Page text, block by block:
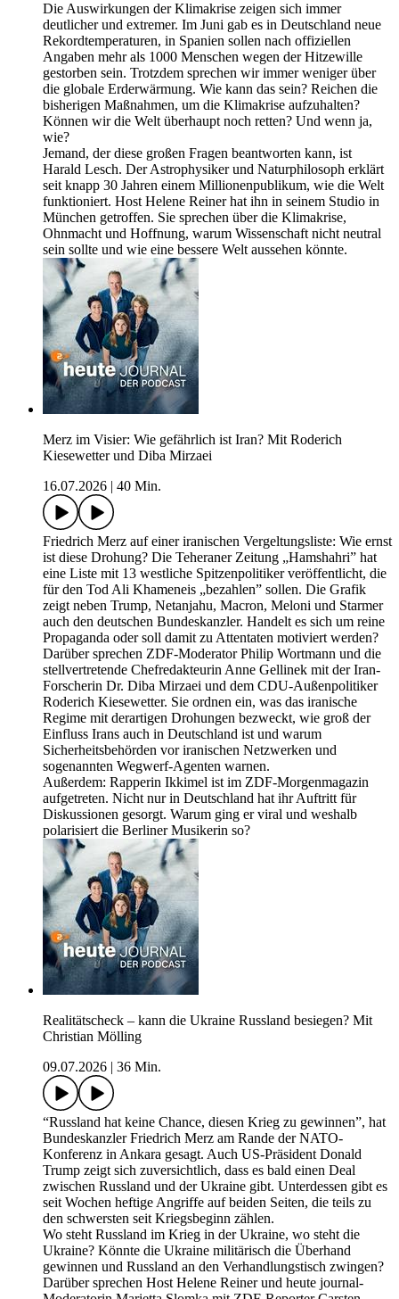
Die Auswirkungen der Klimakrise zeigen sich immer
deutlicher und extremer. Im Juni gab es in Deutschland neue
Rekordtemperaturen, in Spanien sollen nach offiziellen
Angaben mehr als 1000 Menschen wegen der Hitzewille
gestorben sein. Trotzdem sprechen wir immer weniger über
die globale Erderwärmung. Wie kann das sein? Reichen die
bisherigen Maßnahmen, um die Klimakrise aufzuhalten?
Können wir die Welt überhaupt noch retten? Und wenn ja,
wie?
Jemand, der diese großen Fragen beantworten kann, ist
Harald Lesch. Der Astrophysiker und Naturphilosoph erklärt
seit knapp 30 Jahren einem Millionenpublikum, wie die Welt
funktioniert. Host Helene Reiner hat ihn in seinem Studio in
München getroffen. Sie sprechen über die Klimakrise,
Ohnmacht und Hoffnung, warum Wissenschaft nicht neutral
sein sollte und wie eine bessere Welt aussehen könnte.
Merz im Visier: Wie gefährlich ist Iran? Mit Roderich
Kiesewetter und Diba Mirzaei
16.07.2026
40 Min.
Friedrich Merz auf einer iranischen Vergeltungsliste: Wie ernst
ist diese Drohung? Die Teheraner Zeitung „Hamshahri” hat
eine Liste mit 13 westliche Spitzenpolitiker veröffentlicht, die
für den Tod Ali Khameneis „bezahlen” sollen. Die Grafik
zeigt neben Trump, Netanjahu, Macron, Meloni und Starmer
auch den deutschen Bundeskanzler. Handelt es sich um reine
Propaganda oder soll damit zu Attentaten motiviert werden?
Darüber sprechen ZDF-Moderator Philip Wortmann und die
stellvertretende Chefredakteurin Anne Gellinek mit der Iran-
Forscherin Dr. Diba Mirzaei und dem CDU-Außenpolitiker
Roderich Kiesewetter. Sie ordnen ein, was das iranische
Regime mit derartigen Drohungen bezweckt, wie groß der
Einfluss Irans auch in Deutschland ist und warum
Sicherheitsbehörden vor iranischen Netzwerken und
sogenannten Wegwerf-Agenten warnen.
Außerdem: Rapperin Ikkimel ist im ZDF-Morgenmagazin
aufgetreten. Nicht nur in Deutschland hat ihr Auftritt für
Diskussionen gesorgt. Warum ging er viral und weshalb
polarisiert die Berliner Musikerin so?
Realitätscheck – kann die Ukraine Russland besiegen? Mit
Christian Mölling
09.07.2026
36 Min.
“Russland hat keine Chance, diesen Krieg zu gewinnen”, hat
Bundeskanzler Friedrich Merz am Rande der NATO-
Konferenz in Ankara gesagt. Auch US-Präsident Donald
Trump zeigt sich zuversichtlich, dass es bald einen Deal
zwischen Russland und der Ukraine gibt. Unterdessen gibt es
seit Wochen heftige Angriffe auf beiden Seiten, die teils zu
den schwersten seit Kriegsbeginn zählen.
Wo steht Russland im Krieg in der Ukraine, wo steht die
Ukraine? Könnte die Ukraine militärisch die Überhand
gewinnen und Russland an den Verhandlungstisch zwingen?
Darüber sprechen Host Helene Reiner und heute journal-